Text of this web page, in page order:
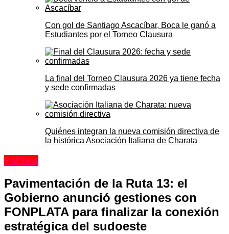
Con gol de Santiago Ascacíbar, Boca le ganó a
Estudiantes por el Torneo Clausura
La final del Torneo Clausura 2026 ya tiene fecha
y sede confirmadas
Quiénes integran la nueva comisión directiva de
la histórica Asociación Italiana de Charata
Política
Pavimentación de la Ruta 13: el
Gobierno anunció gestiones con
FONPLATA para finalizar la conexión
estratégica del sudoeste